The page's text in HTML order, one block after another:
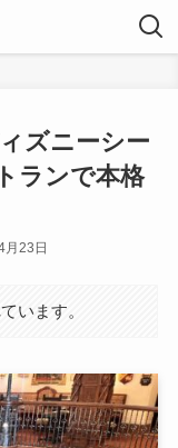
ズニーシー
ランで本格
月23日
います。